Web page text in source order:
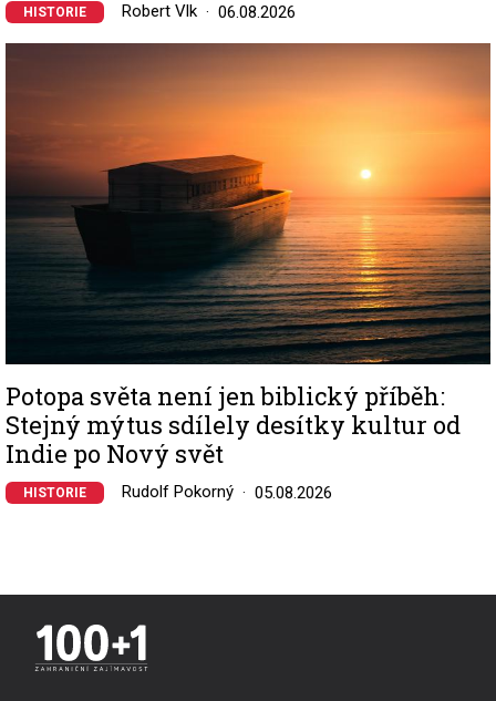
HISTORIE Robert Vlk 06.08.2026
Potopa světa není jen biblický příběh:
Stejný mýtus sdílely desítky kultur od
Indie po Nový svět
HISTORIE Rudolf Pokorný 05.08.2026